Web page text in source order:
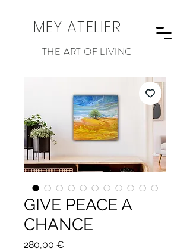
MEY ATELIER
THE ART OF LIVING
GIVE PEACE A
CHANCE
280,00 €